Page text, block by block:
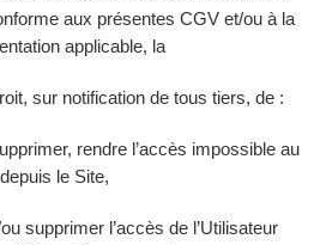
aux présentes CGV et/ou à la
applicable, la
sur notification de tous tiers, de :
rendre l’accès impossible au
le Site,
l’accès de l’Utilisateur